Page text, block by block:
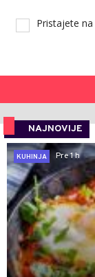
Pristajete na
NAJNOVIJE
KUHINJA
Pre 1 h